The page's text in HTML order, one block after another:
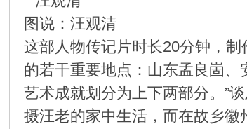
图说：汪观清
这部人物传记片时长20分钟，
的若干重要地点：山东孟良崮
艺术成就划分为上下两部分。”
摄汪老的家中生活，而在故乡徽